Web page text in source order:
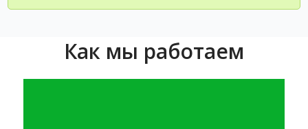
Как мы работаем